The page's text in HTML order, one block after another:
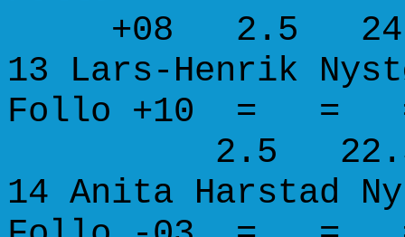
+08 2.5 24.5
13 Lars-Henrik
Follo
2.5 22.5
14 Anita